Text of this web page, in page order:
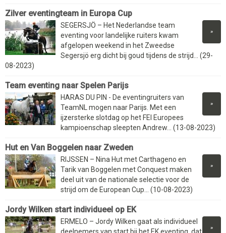
Zilver eventingteam in Europa Cup
»
SEGERSJÖ – Het Nederlandse team
eventing voor landelijke ruiters kwam
afgelopen weekend in het Zweedse
Segersjö erg dicht bij goud tijdens de strijd... (29-
08-2023)
Team eventing naar Spelen Parijs
»
HARAS DU PIN - De eventingruiters van
TeamNL mogen naar Parijs. Met een
ijzersterke slotdag op het FEI Europees
kampioenschap sleepten Andrew... (13-08-2023)
Hut en Van Boggelen naar Zweden
»
RIJSSEN – Nina Hut met Carthageno en
Tarik van Boggelen met Conquest maken
deel uit van de nationale selectie voor de
strijd om de European Cup... (10-08-2023)
Jordy Wilken start individueel op EK
»
ERMELO – Jordy Wilken gaat als individueel
deelnemers van start bij het EK eventing, dat